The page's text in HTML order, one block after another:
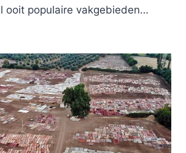
ooit populaire vakgebieden…